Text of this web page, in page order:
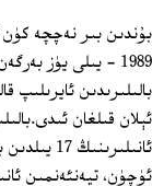
بۇندىن بىر نەچچە
1989 ‏- يىلى يۈز
بالىلىرىدىن ئايرىلىپ
ئېلان قىلغان
ئۈچۈن، تيەنئەنمىن